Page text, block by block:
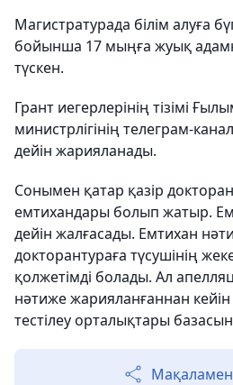
Магистратурада білім алуға
бойынша 17 мыңға жуық
түскен.
Грант иегерлерінің тізімі
министрлігінің телеграм-
дейін жарияланады.
Сонымен қатар қазір
емтихандары болып жатыр.
дейін жалғасады. Емтихан
докторантураға түсушінің
қолжетімді болады. Ал
нәтиже жарияланғаннан кейін
тестілеу орталықтары
Мақаламен